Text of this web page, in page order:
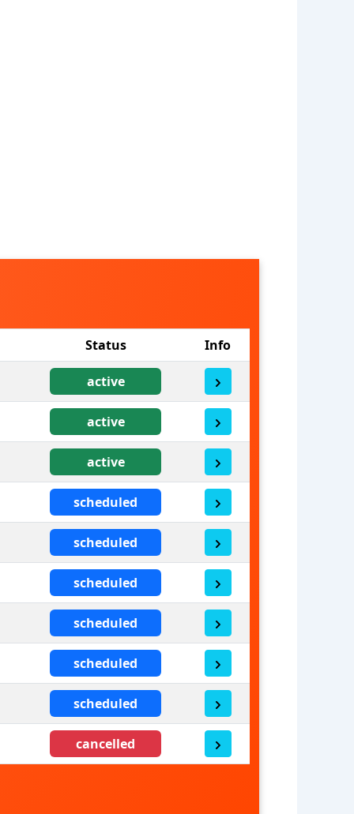
Status Info
active
active
active
scheduled
scheduled
scheduled
scheduled
scheduled
scheduled
cancelled